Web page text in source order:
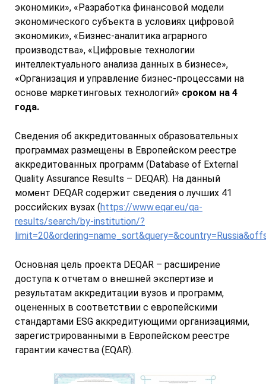
экономики», «Разработка финансовой модели
экономического субъекта в условиях цифровой
экономики», «Бизнес-аналитика аграрного
производства», «Цифровые технологии
интеллектуального анализа данных в бизнесе»,
«Организация и управление бизнес-процессами на
основе маркетинговых технологий» сроком на 4
года.
Сведения об аккредитованных образовательных
программах размещены в Европейском реестре
аккредитованных программ (Database of External
Quality Assurance Results – DEQAR). На данный
момент DEQAR содержит сведения о лучших 41
российских вузах (https://www.eqar.eu/qa-
results/search/by-institution/?
Основная цель проекта DEQAR – расширение
доступа к отчетам о внешней экспертизе и
результатам аккредитации вузов и программ,
оцененных в соответствии с европейскими
стандартами ESG аккредитующими организациями,
зарегистрированными в Европейском реестре
гарантии качества (EQAR).